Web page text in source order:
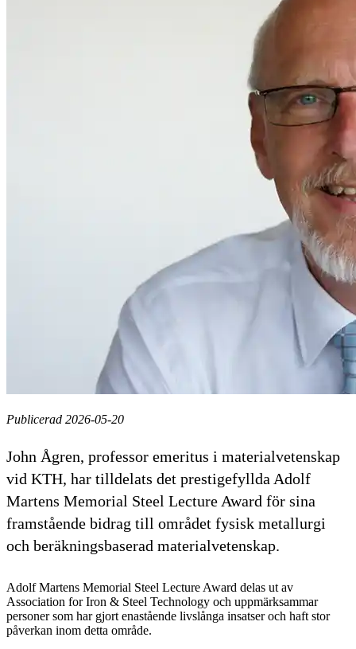
Publicerad 2026-05-20
John Ågren, professor emeritus i materialvetenskap
vid KTH, har tilldelats det prestigefyllda Adolf
Martens Memorial Steel Lecture Award för sina
framstående bidrag till området fysisk metallurgi
och beräkningsbaserad materialvetenskap.
Adolf Martens Memorial Steel Lecture Award delas ut av
Association for Iron & Steel Technology och uppmärksammar
personer som har gjort enastående livslånga insatser och haft stor
påverkan inom detta område.